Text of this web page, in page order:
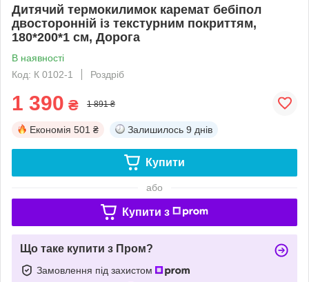
Дитячий термокилимок каремат бебіпол
двосторонній із текстурним покриттям,
180*200*1 см, Дорога
В наявності
Код: К 0102-1
Роздріб
1 390 ₴ 1 891 ₴
Економія 501 ₴ Залишилось 9 днів
Купити
або
Купити з
Що таке купити з Пром?
Замовлення під захистом